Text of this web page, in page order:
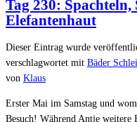
Tag 230:
Elefantenhaut
Dieser Eintrag wurde
verschlagwortet mit Bäder
von Klaus
Erster Mai im Samstag und
Besuch! Während Antje weitere